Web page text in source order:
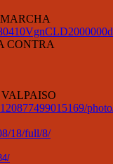
CONTRA
18/full/8/